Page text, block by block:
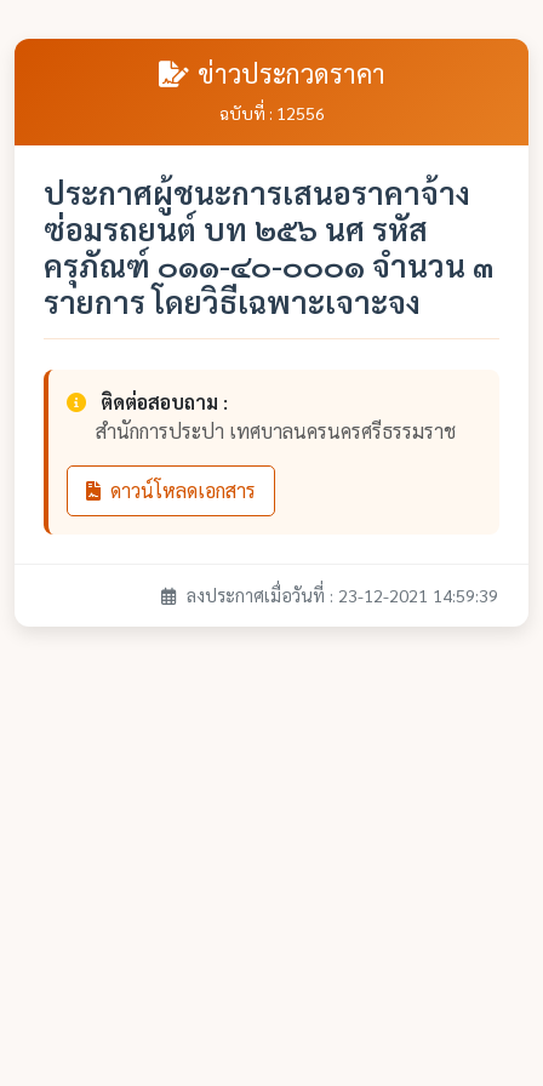
ข่าวประกวดราคา
ฉบับที่ : 12556
ประกาศผู้ชนะการเสนอราคาจ้าง
ซ่อมรถยนต์ บท ๒๕๖ นศ รหัส
ครุภัณฑ์ ๐๑๑-๔๐-๐๐๐๑ จำนวน ๓
รายการ โดยวิธีเฉพาะเจาะจง
ติดต่อสอบถาม :
สำนักการประปา เทศบาลนครนครศรีธรรมราช
ดาวน์โหลดเอกสาร
ลงประกาศเมื่อวันที่ : 23-12-2021 14:59:39